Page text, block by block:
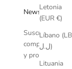
Letonia
(EUR €)
Líbano
ل.ل)
Lituania
Newsletter
Suscríbete y
compra y
y promociones.